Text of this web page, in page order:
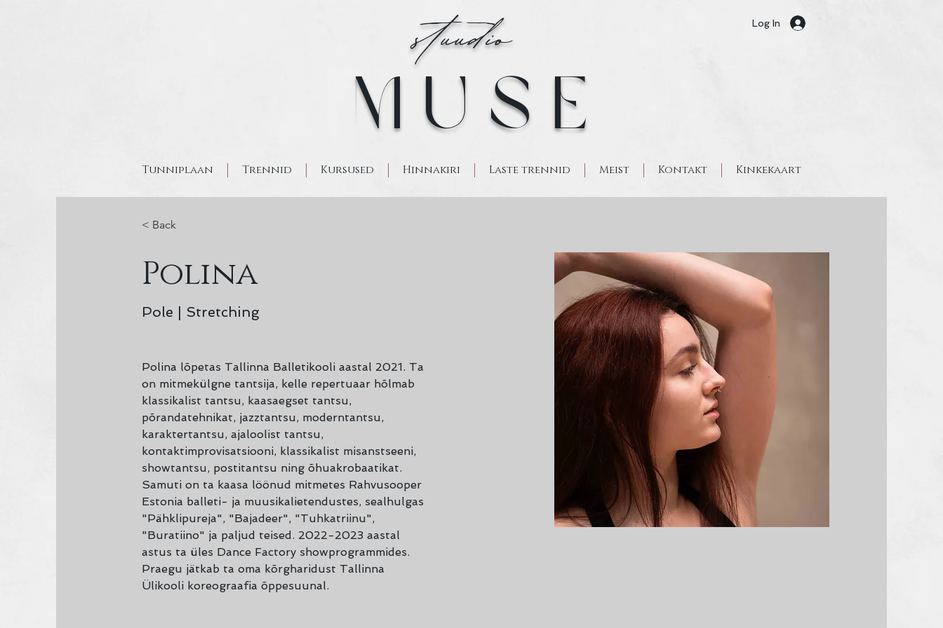
M U S E
stuudio
Tunniplaan Trennid Kursused Hinnakiri Laste trennid Meist Kontakt Kinkekaart
Log In
< Back
Polina
Pole | Stretching
Polina lõpetas Tallinna Balletikooli aastal 2021. Ta
on mitmekülgne tantsija, kelle repertuaar hõlmab
klassikalist tantsu, kaasaegset tantsu,
põrandatehnikat, jazztantsu, moderntantsu,
karaktertantsu, ajaloolist tantsu,
kontaktimprovisatsiooni, klassikalist misanstseeni,
showtantsu, postitantsu ning õhuakrobaatikat.
Samuti on ta kaasa löönud mitmetes Rahvusooper
Estonia balleti- ja muusikalietendustes, sealhulgas
"Pähklipureja", "Bajadeer", "Tuhkatriinu",
"Buratiino" ja paljud teised. 2022-2023 aastal
astus ta üles Dance Factory showprogrammides.
Praegu jätkab ta oma kõrgharidust Tallinna
Ülikooli koreograafia õppesuunal.